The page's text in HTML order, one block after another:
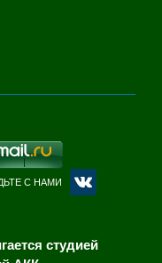
С НАМИ
студией